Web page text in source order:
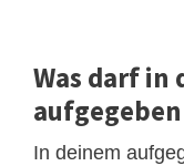
Was darf in
In deinem